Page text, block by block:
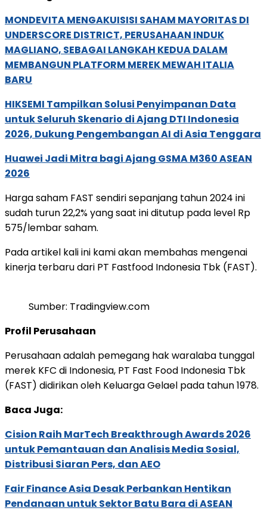
MONDEVITA MENGAKUISISI SAHAM MAYORITAS DI
UNDERSCORE DISTRICT, PERUSAHAAN INDUK
MAGLIANO, SEBAGAI LANGKAH KEDUA DALAM
MEMBANGUN PLATFORM MEREK MEWAH ITALIA
BARU
HIKSEMI Tampilkan Solusi Penyimpanan Data
untuk Seluruh Skenario di Ajang DTI Indonesia
2026, Dukung Pengembangan AI di Asia Tenggara
Huawei Jadi Mitra bagi Ajang GSMA M360 ASEAN
2026
Harga saham FAST sendiri sepanjang tahun 2024 ini
sudah turun 22,2% yang saat ini ditutup pada level Rp
575/lembar saham.
Pada artikel kali ini kami akan membahas mengenai
kinerja terbaru dari PT Fastfood Indonesia Tbk (FAST).
Sumber: Tradingview.com
Profil Perusahaan
Perusahaan adalah pemegang hak waralaba tunggal
merek KFC di Indonesia, PT Fast Food Indonesia Tbk
(FAST) didirikan oleh Keluarga Gelael pada tahun 1978.
Baca Juga:
Cision Raih MarTech Breakthrough Awards 2026
untuk Pemantauan dan Analisis Media Sosial,
Distribusi Siaran Pers, dan AEO
Fair Finance Asia Desak Perbankan Hentikan
Pendanaan untuk Sektor Batu Bara di ASEAN